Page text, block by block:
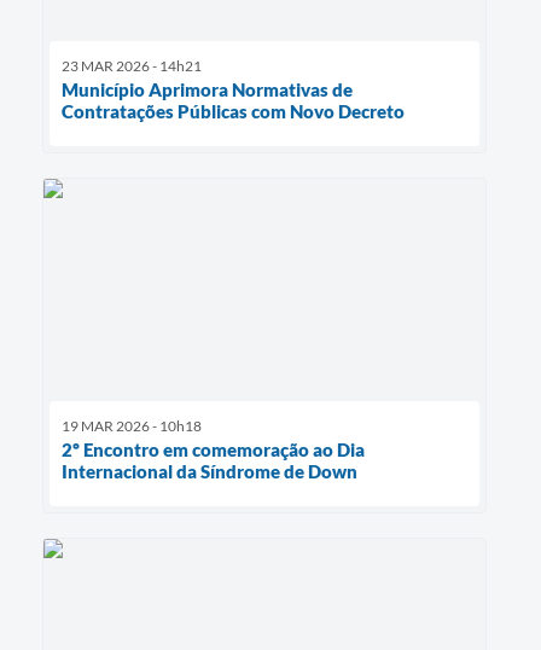
23 MAR 2026 - 14h21
Município Aprimora Normativas de
Contratações Públicas com Novo Decreto
19 MAR 2026 - 10h18
2º Encontro em comemoração ao Dia
Internacional da Síndrome de Down